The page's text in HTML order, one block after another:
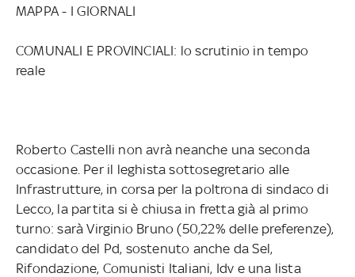
MAPPA - I GIORNALI
COMUNALI E PROVINCIALI: lo scrutinio in tempo
reale
Roberto Castelli non avrà neanche una seconda
occasione. Per il leghista sottosegretario alle
Infrastrutture, in corsa per la poltrona di sindaco di
Lecco, la partita si è chiusa in fretta già al primo
turno: sarà Virginio Bruno (50,22% delle preferenze),
candidato del Pd, sostenuto anche da Sel,
Rifondazione, Comunisti Italiani, Idv e una lista